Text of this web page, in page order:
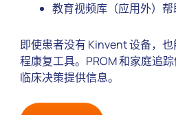
教育视频库（应用外）
即使患者没有 Kinvent 设备，
程康复工具。PROM 和家庭追
临床决策提供信息。